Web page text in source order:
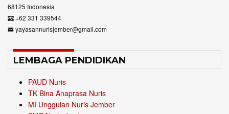
68125 Indonesia
+62 331 339544
yayasannurisjember@gmail.com
LEMBAGA PENDIDIKAN
PAUD Nuris
TK Bina Anaprasa Nuris
MI Unggulan Nuris Jember